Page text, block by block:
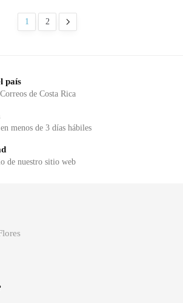
1 2
país
de Costa Rica
menos de 3 días hábiles
de nuestro sitio web